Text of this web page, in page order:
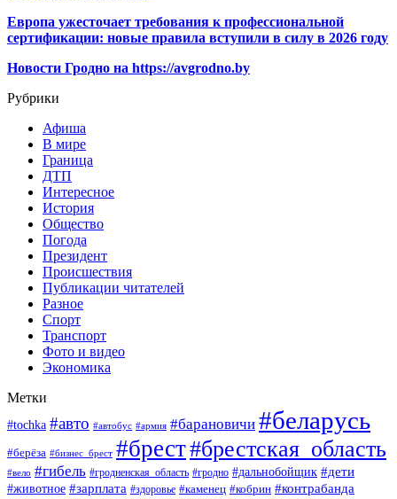
Европа ужесточает требования к профессиональной
сертификации: новые правила вступили в силу в 2026 году
Новости Гродно на https://avgrodno.by
Рубрики
Афиша
В мире
Граница
ДТП
Интересное
История
Общество
Погода
Президент
Происшествия
Публикации читателей
Разное
Спорт
Транспорт
Фото и видео
Экономика
Метки
#tochka #авто #автобус #армия #барановичи #беларусь
#берёза #бизнес_брест #брест#брестская_область
#вело #гибель #гродненская_область #гродно #дальнобойщик #дети
#животное #зарплата #здоровье #каменец #кобрин #контрабанда